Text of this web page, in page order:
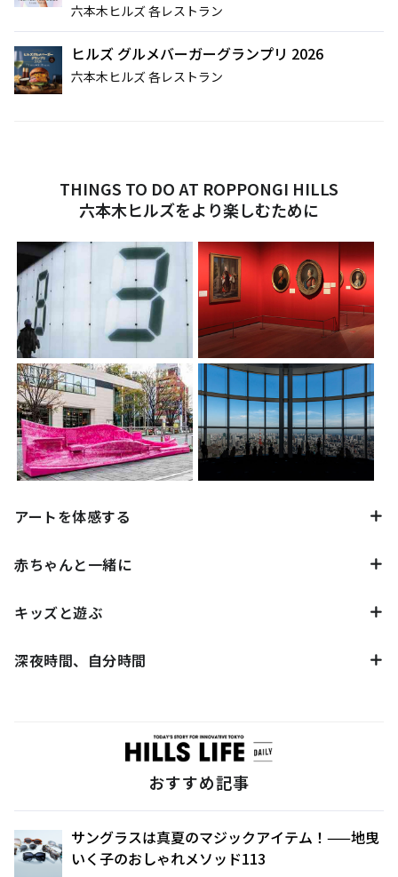
六本木ヒルズ 各レストラン
ヒルズ グルメバーガーグランプリ 2026
六本木ヒルズ 各レストラン
THINGS TO DO AT ROPPONGI HILLS
六本木ヒルズをより楽しむために
アートを体感する
赤ちゃんと一緒に
キッズと遊ぶ
深夜時間、自分時間
おすすめ記事
サングラスは真夏のマジックアイテム！——地曳
いく子のおしゃれメソッド113